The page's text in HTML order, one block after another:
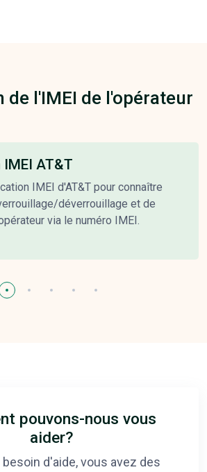
l'IMEI de l'opérateur
AT&T
IMEI d'AT&T pour connaître
déverrouillage et de
via le numéro IMEI.
pouvons-nous vous
aider?
d'aide, vous avez des